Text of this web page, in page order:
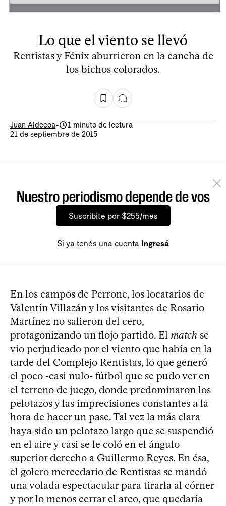
Lo que el viento se llevó
Rentistas y Fénix aburrieron en la cancha de
los bichos colorados.
Juan Aldecoa-
1 minuto de lectura
21 de septiembre de 2015
Nuestro periodismo depende de vos
Suscribite por $255/mes
Si ya tenés una cuenta Ingresá
En los campos de Perrone, los locatarios de
Valentín Villazán y los visitantes de Rosario
Martínez no salieron del cero,
protagonizando un flojo partido. El match se
vio perjudicado por el viento que había en la
tarde del Complejo Rentistas, lo que generó
el poco -casi nulo- fútbol que se pudo ver en
el terreno de juego, donde predominaron los
pelotazos y las imprecisiones constantes a la
hora de hacer un pase. Tal vez la más clara
haya sido un pelotazo largo que se suspendió
en el aire y casi se le coló en el ángulo
superior derecho a Guillermo Reyes. En ésa,
el golero mercedario de Rentistas se mandó
una volada espectacular para tirarla al córner
y por lo menos cerrar el arco, que quedaría